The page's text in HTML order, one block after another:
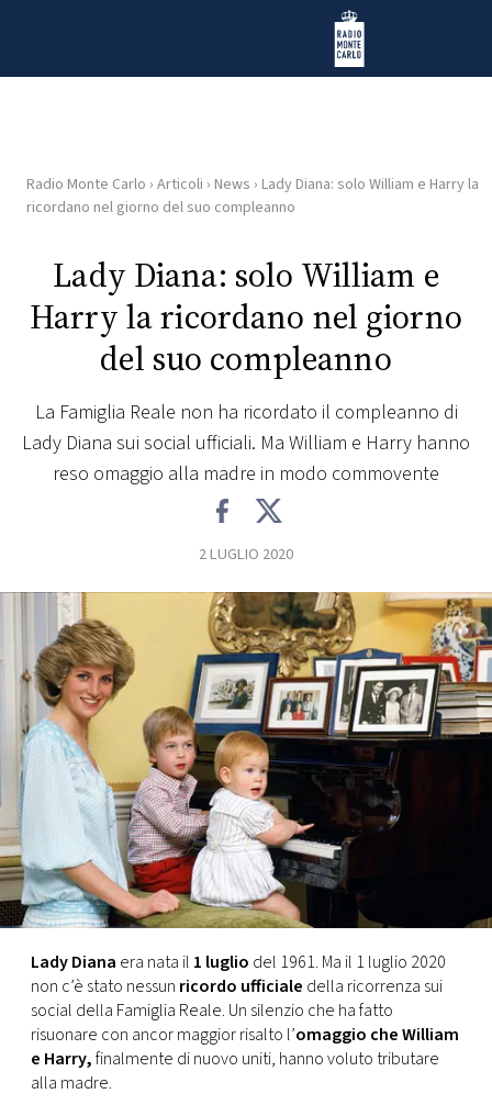
Radio Monte Carlo
HOME
RADIO
WEB
PLAYLIST
NEWS
CONCORSI
EVENTI
VIDEO
PRINCIPATO
DI
MONACO
RMC
CONSIGLIA
Radio Monte Carlo › Articoli › News › Lady Diana: solo William e Harry la
ricordano nel giorno del suo compleanno
Lady Diana: solo William e
Harry la ricordano nel giorno
del suo compleanno
La Famiglia Reale non ha ricordato il compleanno di
Lady Diana sui social ufficiali. Ma William e Harry hanno
reso omaggio alla madre in modo commovente
2 LUGLIO 2020
Lady Diana era nata il 1 luglio del 1961. Ma il 1 luglio 2020
non c’è stato nessun ricordo ufficiale della ricorrenza sui
social della Famiglia Reale. Un silenzio che ha fatto
risuonare con ancor maggior risalto l’omaggio che William
e Harry,finalmente di nuovo uniti, hanno voluto tributare
alla madre.